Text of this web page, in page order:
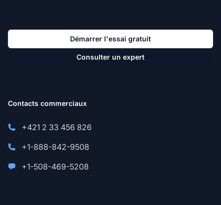
Démarrer l'essai gratuit
Consulter un expert
Contacts commerciaux
+421 2 33 456 826
+1-888-842-9508
+1-508-469-5208